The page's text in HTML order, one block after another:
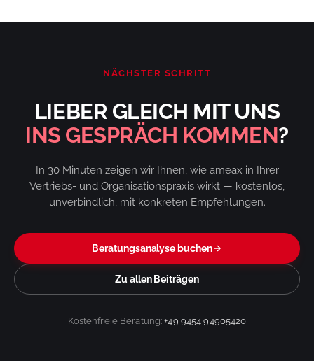
NÄCHSTER SCHRITT
LIEBER GLEICH MIT UNS
INS GESPRÄCH KOMMEN?
In 30 Minuten zeigen wir Ihnen, wie ameax in Ihrer
Vertriebs- und Organisationspraxis wirkt — kostenlos,
unverbindlich, mit konkreten Empfehlungen.
Beratungsanalyse buchen
Zu allen Beiträgen
Kostenfreie Beratung:+49 9454 94905420